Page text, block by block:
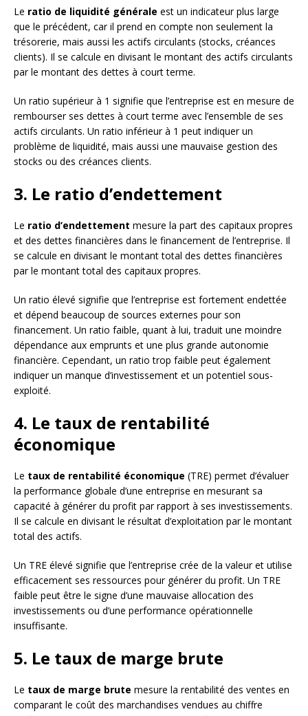
Le ratio de liquidité générale est un indicateur plus large
que le précédent, car il prend en compte non seulement la
trésorerie, mais aussi les actifs circulants (stocks, créances
clients). Il se calcule en divisant le montant des actifs circulants
par le montant des dettes à court terme.
Un ratio supérieur à 1 signifie que l’entreprise est en mesure de
rembourser ses dettes à court terme avec l’ensemble de ses
actifs circulants. Un ratio inférieur à 1 peut indiquer un
problème de liquidité, mais aussi une mauvaise gestion des
stocks ou des créances clients.
3. Le ratio d’endettement
Le ratio d’endettement mesure la part des capitaux propres
et des dettes financières dans le financement de l’entreprise. Il
se calcule en divisant le montant total des dettes financières
par le montant total des capitaux propres.
Un ratio élevé signifie que l’entreprise est fortement endettée
et dépend beaucoup de sources externes pour son
financement. Un ratio faible, quant à lui, traduit une moindre
dépendance aux emprunts et une plus grande autonomie
financière. Cependant, un ratio trop faible peut également
indiquer un manque d’investissement et un potentiel sous-
exploité.
4. Le taux de rentabilité
économique
Le taux de rentabilité économique (TRE) permet d’évaluer
la performance globale d’une entreprise en mesurant sa
capacité à générer du profit par rapport à ses investissements.
Il se calcule en divisant le résultat d’exploitation par le montant
total des actifs.
Un TRE élevé signifie que l’entreprise crée de la valeur et utilise
efficacement ses ressources pour générer du profit. Un TRE
faible peut être le signe d’une mauvaise allocation des
investissements ou d’une performance opérationnelle
insuffisante.
5. Le taux de marge brute
Le taux de marge brute mesure la rentabilité des ventes en
comparant le coût des marchandises vendues au chiffre